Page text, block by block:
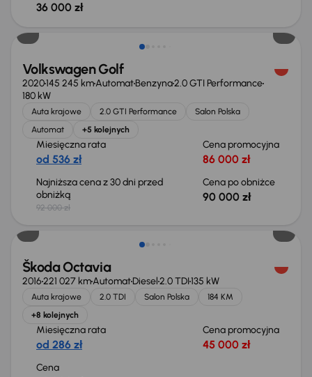
36 000 zł
Taniej o 2 000 zł
Volkswagen Golf
2020145 245 kmAutomatBenzyna2.0 GTI Performance
180 kW
Auta krajowe 2.0 GTI Performance
Salon Polska
Automat
+5 kolejnych
Miesięczna rata
od 536 zł
Cena promocyjna
86 000 zł
Najniższa cena z 30 dni przed
obniżką
92 000 zł
Cena po obniżce
90 000 zł
Škoda Octavia
2016221 027 kmAutomatDiesel2.0 TDI135 kW
Auta krajowe 2.0 TDI Salon Polska
184 KM
+8 kolejnych
Miesięczna rata
od 286 zł
Cena promocyjna
45 000 zł
Cena